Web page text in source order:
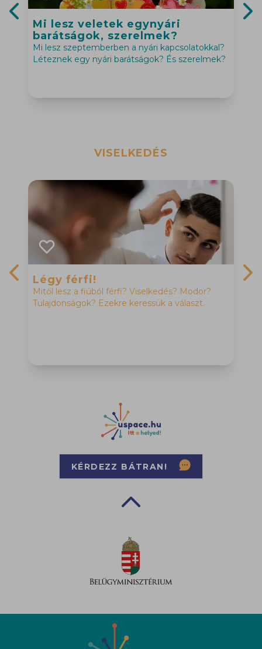
Mi lesz veletek egynyári
barátságok, szerelmek?
Mi lesz szeptemberben a nyári kapcsolatokkal?
Léteznek egy nyári barátságok? És szerelmek?
Previous slide
VISELKEDÉS
Légy férfi!
Mitől lesz a fiúból férfi? Viselkedés? Modor?
Tulajdonságok? Ezekre keressük a választ.
Previous slide
KÉRDEZZ BÁTRAN!